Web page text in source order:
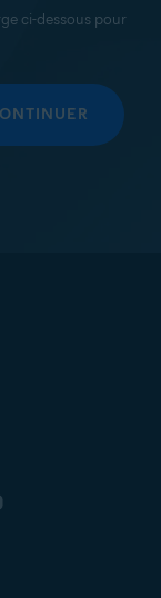
ci-dessous pour